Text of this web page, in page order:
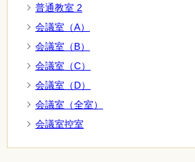
普通教室 2
会議室（A）
会議室（B）
会議室（C）
会議室（D）
会議室（全室）
会議室控室